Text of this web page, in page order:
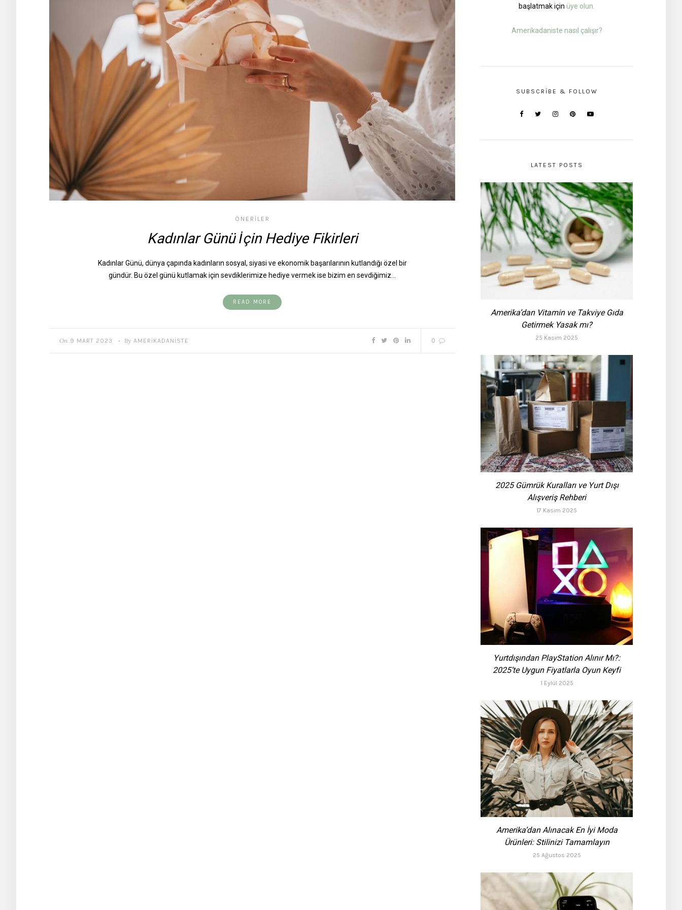
ÖNERILER
Kadınlar Günü İçin Hediye Fikirleri
Kadınlar Günü, dünya çapında kadınların sosyal, siyasi ve ekonomik başarılarının kutlandığı özel bir
gündür. Bu özel günü kutlamak için sevdiklerimize hediye vermek ise bizim en sevdiğimiz…
READ MORE
On 9 MART 2023 • By AMERIKADANISTE 0
başlatmak için üye olun.
Amerikadaniste nasıl çalışır?
SUBSCRIBE & FOLLOW
LATEST POSTS
Amerika’dan Vitamin ve Takviye Gıda
Getirmek Yasak mı?
25 Kasım 2025
2025 Gümrük Kuralları ve Yurt Dışı
Alışveriş Rehberi
17 Kasım 2025
Yurtdışından PlayStation Alınır Mı?:
2025’te Uygun Fiyatlarla Oyun Keyfi
1 Eylül 2025
Amerika’dan Alınacak En İyi Moda
Ürünleri: Stilinizi Tamamlayın
25 Ağustos 2025